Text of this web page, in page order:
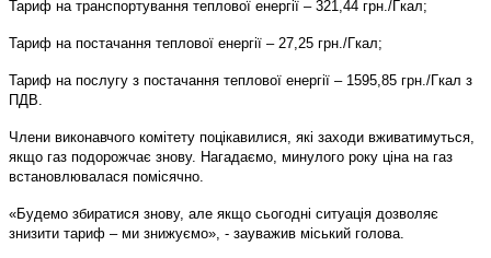
Тариф на транспортування теплової енергії – 321,44 грн./Гкал;
Тариф на постачання теплової енергії – 27,25 грн./Гкал;
Тариф на послугу з постачання теплової енергії – 1595,85 грн./Гкал з
ПДВ.
Члени виконавчого комітету поцікавилися, які заходи вживатимуться,
якщо газ подорожчає знову. Нагадаємо, минулого року ціна на газ
встановлювалася помісячно.
«Будемо збиратися знову, але якщо сьогодні ситуація дозволяє
знизити тариф – ми знижуємо», - зауважив міський голова.